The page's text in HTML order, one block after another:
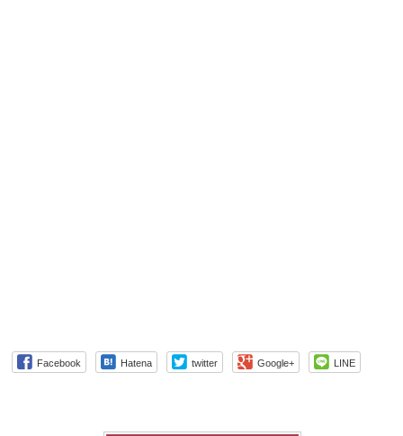
Facebook Hatena twitter Google+ LINE